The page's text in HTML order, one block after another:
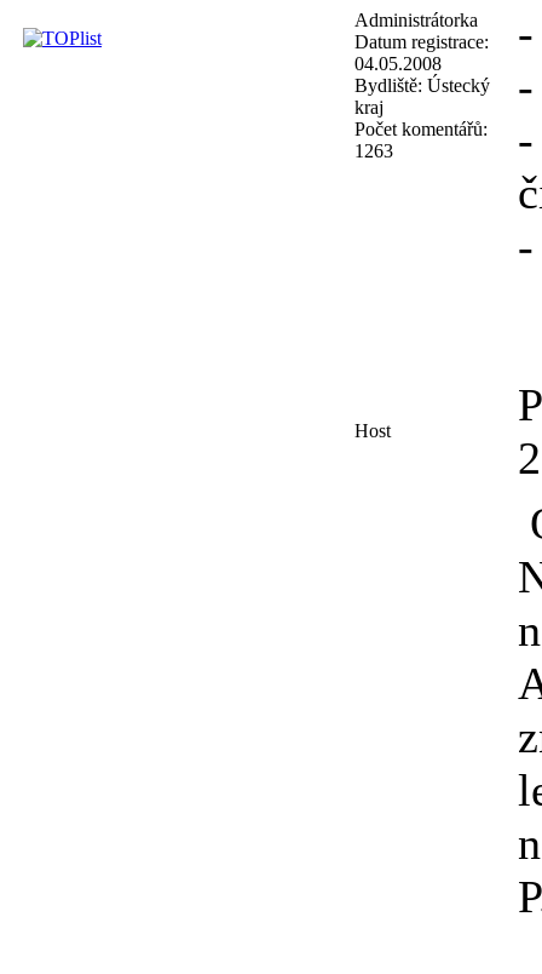
Administrátorka
Datum registrace:
04.05.2008
Bydliště: Ústecký
kraj
Počet komentářů:
1263
Host